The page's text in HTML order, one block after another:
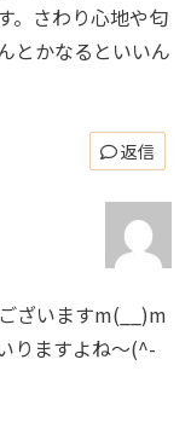
。さわり心地や匂
とかなるといいん
返信
ざいますm(__)m
りますよね～(^-